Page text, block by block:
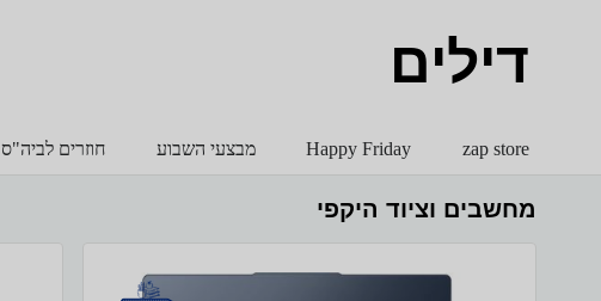
דילים
zap store
Happy Friday מבצעי השבוע חוזרים לביה"ס
מחשבים וציוד היקפי